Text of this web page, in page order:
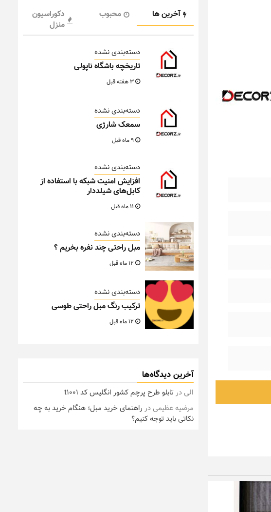
آخرین ها محبوب
دکوراسیون
منزل
دسته‌بندی نشده
تاریخچه باشگاه ناپولی
دسته‌بندی نشده
سمعک شارژی
دسته‌بندی نشده
افزایش امنیت شبکه با استفاده از
کابل‌های شیلددار
دسته‌بندی نشده
مبل راحتی چند نفره بخریم ؟
دسته‌بندی نشده
ترکیب رنگ مبل راحتی طوسی
آخرین دیدگاه‌ها
الیدرتابلو طرح پرچم کشور انگلیس کد t1001
مرضیه عظیمیدر راهنمای خرید مبل؛ هنگام خرید به چه
نکاتی باید توجه کنیم؟